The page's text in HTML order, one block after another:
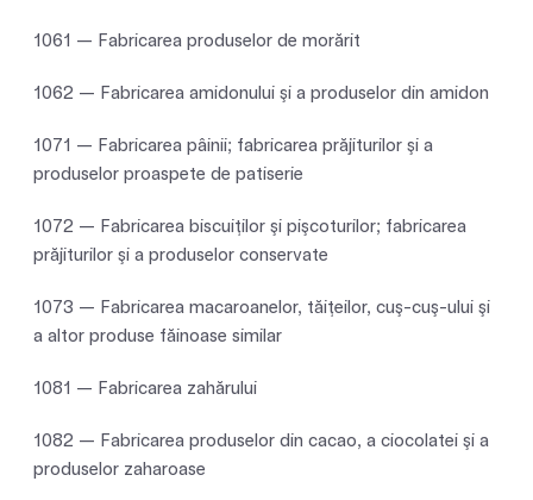
1061 — Fabricarea produselor de morărit
1062 — Fabricarea amidonului şi a produselor din amidon
1071 — Fabricarea pâinii; fabricarea prăjiturilor şi a
produselor proaspete de patiserie
1072 — Fabricarea biscuiţilor şi pişcoturilor; fabricarea
prăjiturilor şi a produselor conservate
1073 — Fabricarea macaroanelor, tăiţeilor, cuş-cuş-ului şi
a altor produse făinoase similar
1081 — Fabricarea zahărului
1082 — Fabricarea produselor din cacao, a ciocolatei şi a
produselor zaharoase